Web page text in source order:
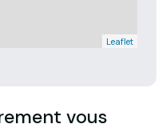
Leaflet
vous